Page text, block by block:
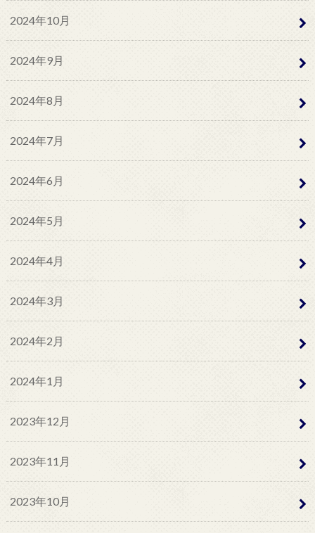
2024年10月
2024年9月
2024年8月
2024年7月
2024年6月
2024年5月
2024年4月
2024年3月
2024年2月
2024年1月
2023年12月
2023年11月
2023年10月